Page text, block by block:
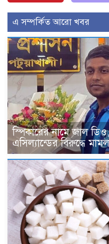
এ সম্পর্কিত আরো খবর
স্পিকারের নামে জাল
এসিল্যান্ডের বিরুদ্ধে